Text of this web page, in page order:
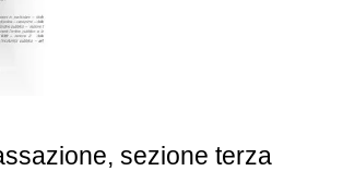
sezione terza